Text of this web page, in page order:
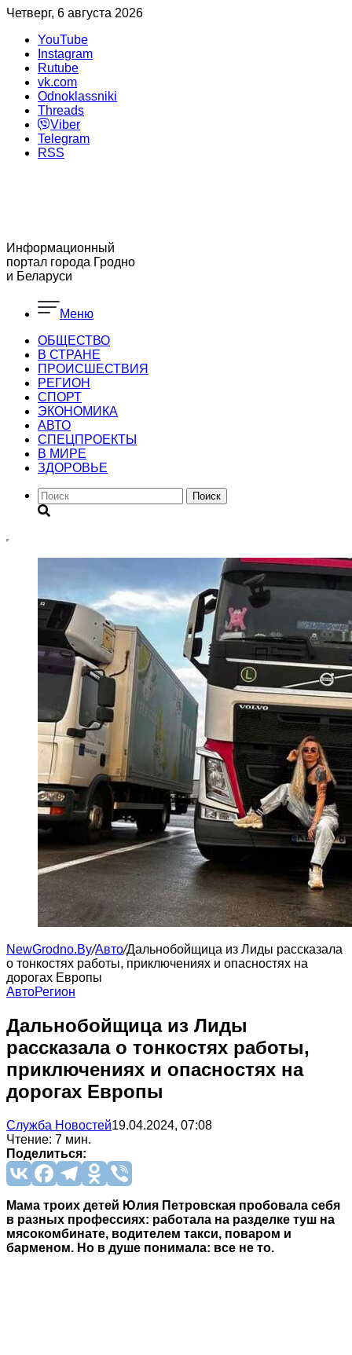
Четверг, 6 августа 2026
YouTube
Instagram
Rutube
vk.com
Odnoklassniki
Threads
Viber
Telegram
RSS
Информационный
портал города Гродно
и Беларуси
Меню
ОБЩЕСТВО
В СТРАНЕ
ПРОИСШЕСТВИЯ
РЕГИОН
CПОРТ
ЭКОНОМИКА
АВТО
СПЕЦПРОЕКТЫ
В МИРЕ
ЗДОРОВЬЕ
Поиск
NewGrodno.By/Авто/Дальнобойщица из Лиды рассказала
о тонкостях работы, приключениях и опасностях на
дорогах Европы
АвтоРегион
Дальнобойщица из Лиды
рассказала о тонкостях работы,
приключениях и опасностях на
дорогах Европы
Служба Новостей19.04.2024, 07:08
Чтение: 7 мин.
Поделиться:
Мама троих детей Юлия Петровская пробовала себя
в разных профессиях: работала на разделке туш на
мясокомбинате, водителем такси, поваром и
барменом. Но в душе понимала: все не то.